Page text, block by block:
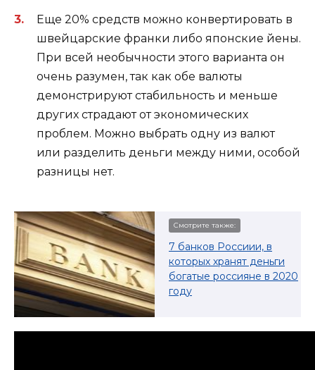
Еще 20% средств можно конвертировать в
швейцарские франки либо японские йены.
При всей необычности этого варианта он
очень разумен, так как обе валюты
демонстрируют стабильность и меньше
других страдают от экономических
проблем. Можно выбрать одну из валют
или разделить деньги между ними, особой
разницы нет.
Смотрите также:
7 банков Россиии, в
которых хранят деньги
богатые россияне в 2020
году